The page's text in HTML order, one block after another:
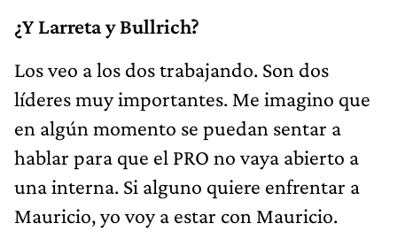
¿Y Larreta y Bullrich?
Los veo a los dos trabajando. Son dos
líderes muy importantes. Me imagino que
en algún momento se puedan sentar a
hablar para que el PRO no vaya abierto a
una interna. Si alguno quiere enfrentar a
Mauricio, yo voy a estar con Mauricio.